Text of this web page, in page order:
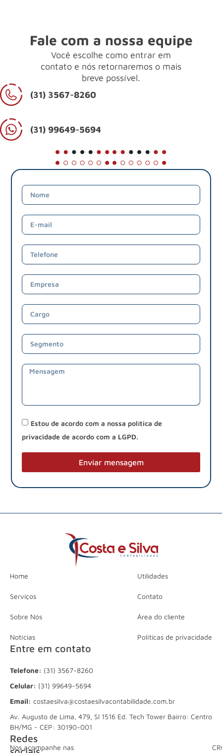
Fale com a nossa equipe
Você escolhe como entrar em
contato e nós retornaremos o mais
breve possível.
(31) 3567-8260
(31) 99649-5694
Estou de acordo com a nossa política de
privacidade de acordo com a LGPD.
Enviar mensagem
Home
Serviços
Sobre Nós
Notícias
Utilidades
Contato
Área do cliente
Políticas de privacidade
Entre em contato
Telefone: (31) 3567-8260
Celular: (31) 99649-5694
Email: costaesilva@costaesilvacontabilidade.com.br
Av. Augusto de Lima, 479, Sl 1516 Ed. Tech Tower Bairro: Centro
BH/MG - CEP: 30190-001
Redes
Nos acompanhe nas